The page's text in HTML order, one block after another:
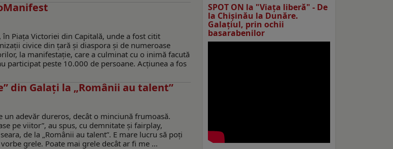
Piața Victoriei din Capitală, unde a fost citit
civice din ţară şi diaspora şi de numeroase
la manifestație, care a culminat cu o inimă facută
participat peste 10.000 de persoane. Acțiunea a fos
din Galaţi la „Românii au talent”
adevăr dureros, decât o minciună frumoasă.
pe viitor”, au spus, cu demnitate şi fairplay,
de la „Românii au talent”. E mare lucru să poţi
grele. Poate mai grele decât ar fi me ...
SPOT ON la "Viaţa liberă" - De
la Chișinău la Dunăre.
Galațiul, prin ochii
basarabenilor